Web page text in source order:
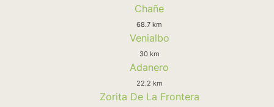
Chañe
68.7 km
Venialbo
30 km
Adanero
22.2 km
Zorita De La Frontera